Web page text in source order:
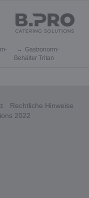
Gastronorm-
Behälter Tritan
Rechtliche Hinweise
2022